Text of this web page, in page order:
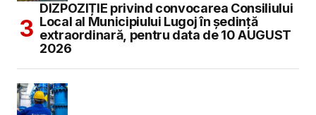
DIZPOZIȚIE privind convocarea Consiliului
Local al Municipiului Lugoj în şedinţă
extraordinară, pentru data de 10 AUGUST
2026